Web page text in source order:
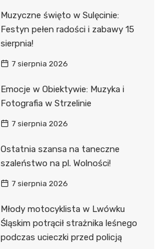
Muzyczne święto w Sulęcinie:
Festyn pełen radości i zabawy 15
sierpnia!
7 sierpnia 2026
Emocje w Obiektywie: Muzyka i
Fotografia w Strzelinie
7 sierpnia 2026
Ostatnia szansa na taneczne
szaleństwo na pl. Wolności!
7 sierpnia 2026
Młody motocyklista w Lwówku
Śląskim potrącił strażnika leśnego
podczas ucieczki przed policją